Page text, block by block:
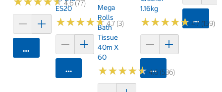
4.6 (77)
카트에 담기
ES20
★★★★★
★★★★★4.7 (3)
카트에 담기
Mega
Rolls
Bath
Tissue
40m X
60
★★★★★
★★★★★ 4.6 (536)
1.16kg
★★★★★
★★★★★ 4.7 (159)
카트에 담기
카트에